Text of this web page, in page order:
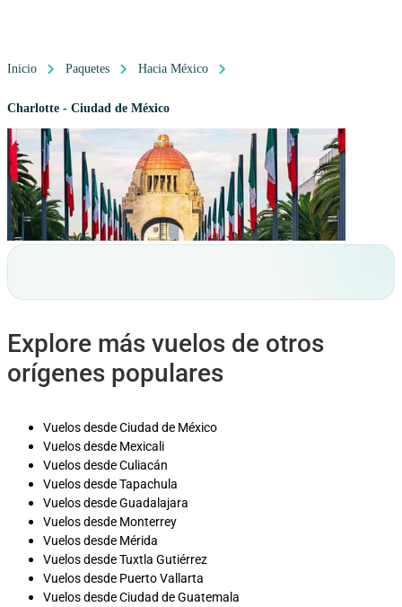
Inicio Paquetes Hacia México
Charlotte - Ciudad de México
Explore más vuelos de otros
orígenes populares
Vuelos desde Ciudad de México
Vuelos desde Mexicali
Vuelos desde Culiacán
Vuelos desde Tapachula
Vuelos desde Guadalajara
Vuelos desde Monterrey
Vuelos desde Mérida
Vuelos desde Tuxtla Gutiérrez
Vuelos desde Puerto Vallarta
Vuelos desde Ciudad de Guatemala